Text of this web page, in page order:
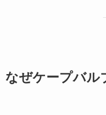
なぜケープバル